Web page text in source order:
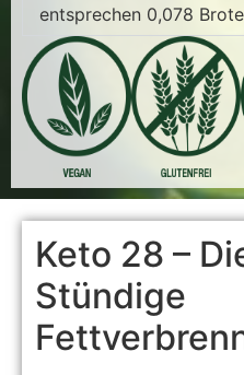
entsprechen 0,078
Keto 28 –
Stündige